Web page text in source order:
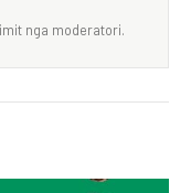
nga moderatori.